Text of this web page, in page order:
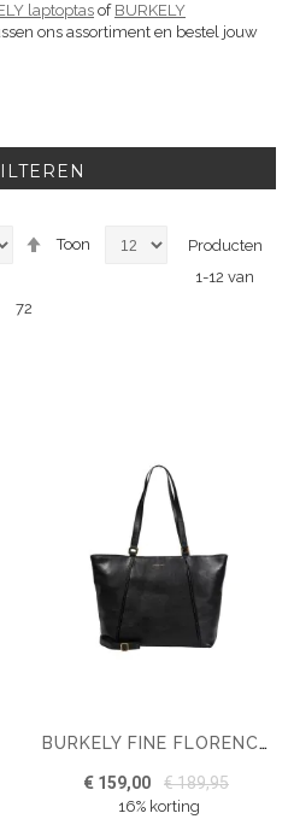
laptoptasof BURKELY
ons assortiment en bestel jouw
Van
Toon
Producten
1-12 van
72
BURKELY FINE FLORENCE WIDE TOTE 15.6"
€ 159,00 € 189,95
16% korting